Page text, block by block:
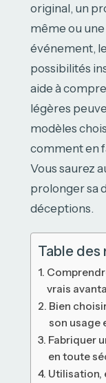
original, un
même ou
événement,
possibilités
aide à
légères
modèles
comment en
Vous saurez
prolonger sa
déceptions.
Table
vrais
Bien
son usage
Fabriquer
en toute
Utilisation,